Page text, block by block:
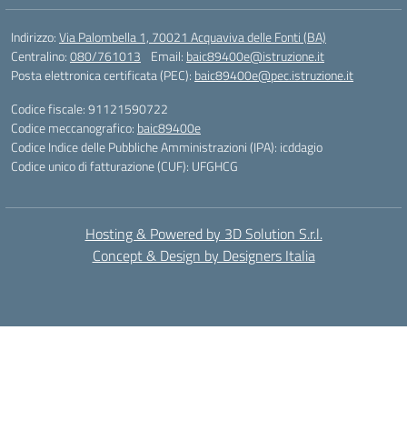
Indirizzo:Via Palombella 1, 70021 Acquaviva delle Fonti (BA)
Centralino:080/761013 Email: baic89400e@istruzione.it
Posta elettronica certificata (PEC): baic89400e@pec.istruzione.it
Codice fiscale: 91121590722
Codice meccanografico: baic89400e
Codice Indice delle Pubbliche Amministrazioni (IPA): icddagio
Codice unico di fatturazione (CUF): UFGHCG
Hosting & Powered by 3D Solution S.r.l.
Concept & Design by Designers Italia